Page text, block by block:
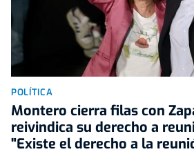
POLÍTICA
Montero cierra filas con
reivindica su derecho a
"Existe el derecho a la